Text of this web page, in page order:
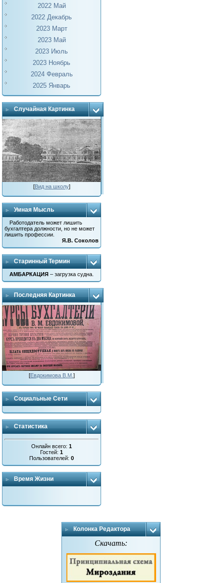
2022 Май
2022 Декабрь
2023 Март
2023 Май
2023 Июль
2023 Ноябрь
2024 Февраль
2025 Январь
Случайная Картинка
[Вид на школу]
Умная Мысль
Работодатель может лишить
бухгалтера должности, но не может
лишить профессии.
Я.В. Соколов
Старинный Термин
АМБАРКАЦИЯ – загрузка судна.
Последняя Картинка
[Евдокимова В.М. ]
Социальные Сети
Статистика
Онлайн всего:1
Гостей:1
Пользователей:0
Время Жизни
Колонка Редактора
Скачать: